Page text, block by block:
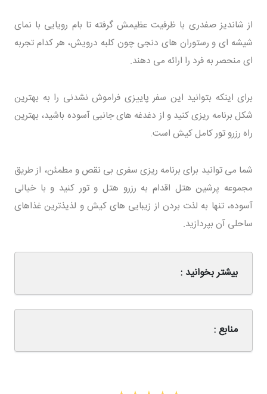
از شاندیز صفدری با ظرفیت عظیمش گرفته تا بام رویایی با نمای
شیشه ای و رستوران های دنجی چون کلبه درویش، هر کدام تجربه
ای منحصر به فرد را ارائه می دهند.
برای اینکه بتوانید این سفر پاییزی فراموش نشدنی را به بهترین
شکل برنامه ریزی کنید و از دغدغه های جانبی آسوده باشید، بهترین
راه رزرو تور کامل کیش است.
شما می توانید برای برنامه ریزی سفری بی نقص و مطمئن، از طریق
مجموعه پرشین هتل اقدام به رزرو هتل و تور کنید و با خیالی
آسوده، تنها به لذت بردن از زیبایی های کیش و لذیذترین غذاهای
ساحلی آن بپردازید.
بیشتر بخوانید :
منابع :